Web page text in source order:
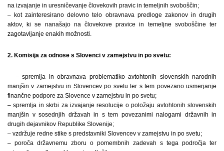
na izvajanje in uresničevanje človekovih pravic in temeljnih svoboščin;
– kot zainteresirano delovno telo obravnava predloge zakonov in drugih
aktov, ki se nanašajo na človekove pravice in temeljne svoboščine ter
zagotavljanje enakih možnosti.
2. Komisija za odnose s Slovenci v zamejstvu in po svetu:
– spremlja in obravnava problematiko avtohtonih slovenskih narodnih
manjšin v zamejstvu in Slovencev po svetu ter s tem povezano usmerjanje
finančne podpore za Slovence v zamejstvu in po svetu;
– spremlja in skrbi za izvajanje resolucije o položaju avtohtonih slovenskih
manjšin v sosednjih državah in s tem povezanimi nalogami državnih in
drugih dejavnikov Republike Slovenije;
– vzdržuje redne stike s predstavniki Slovencev v zamejstvu in po svetu;
– poroča državnemu zboru o pomembnih zadevah s tega področja ter